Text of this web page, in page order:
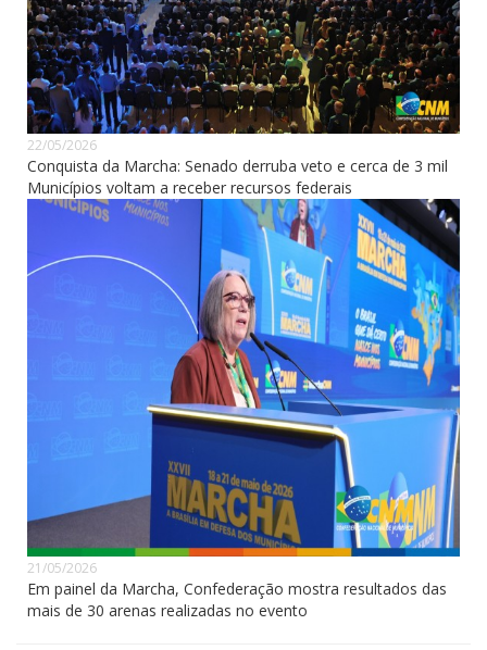
22/05/2026
Conquista da Marcha: Senado derruba veto e cerca de 3 mil
Municípios voltam a receber recursos federais
21/05/2026
Em painel da Marcha, Confederação mostra resultados das
mais de 30 arenas realizadas no evento